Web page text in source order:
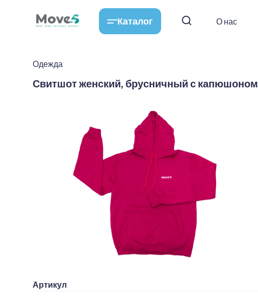
Каталог О нас
Одежда
Свитшот женский, брусничный с капюшоном
Артикул